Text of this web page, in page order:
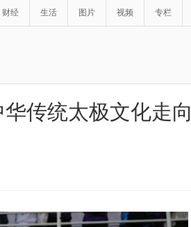
财经 生活 图片 视频 专栏
传统太极文化走向